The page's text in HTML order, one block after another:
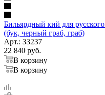
Бильярдный кий для
(бук, черный граб, граб)
Арт.: 33237
22 840 руб.
В корзину
В корзину